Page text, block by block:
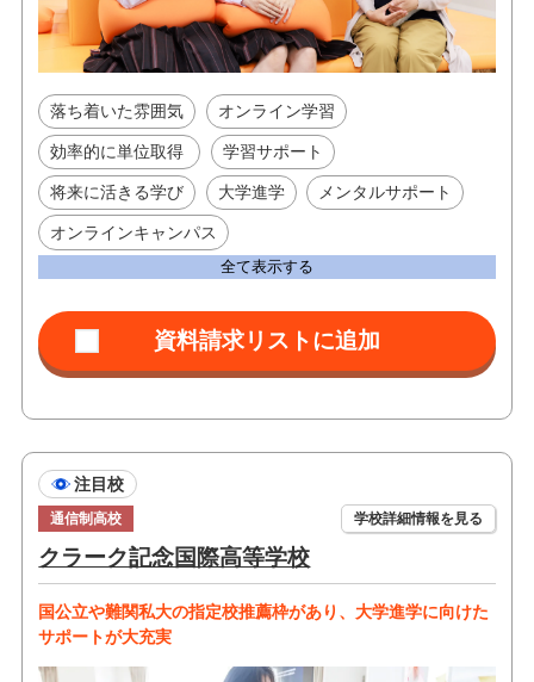
落ち着いた雰囲気 オンライン学習
効率的に単位取得 学習サポート
将来に活きる学び 大学進学 メンタルサポート
オンラインキャンパス
全て表示する
注目校
通信制高校 学校詳細情報を見る
クラーク記念国際高等学校
国公立や難関私大の指定校推薦枠があり、大学進学に向けた
サポートが大充実